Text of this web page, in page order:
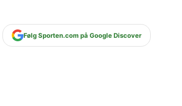
Følg Sporten.com på Google Discover